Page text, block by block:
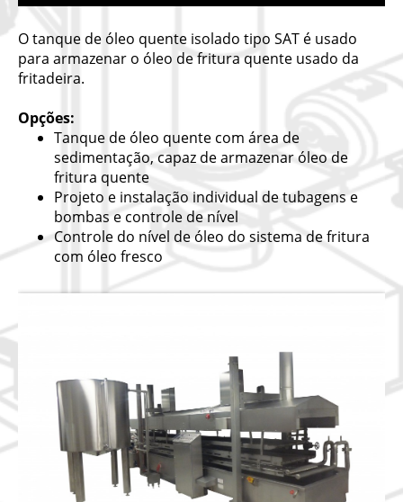
O tanque de óleo quente isolado tipo SAT é usado
para armazenar o óleo de fritura quente usado da
fritadeira.
Opções:
Tanque de óleo quente com área de
sedimentação, capaz de armazenar óleo de
fritura quente
Projeto e instalação individual de tubagens e
bombas e controle de nível
Controle do nível de óleo do sistema de fritura
com óleo fresco